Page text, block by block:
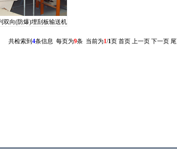
双向(防爆)埋刮板输送机
共检索到 4条信息 每页为9条 当前为1/1页 首页 上一页 下一页